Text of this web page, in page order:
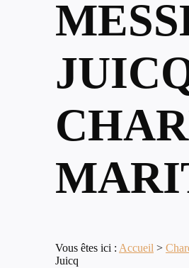
Vous êtes ici : Accueil >
Juicq